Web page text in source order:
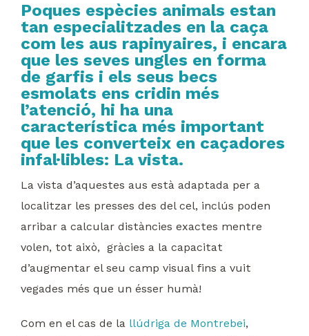
Poques espècies animals estan
tan especialitzades en la caça
com les aus rapinyaires, i encara
que les seves ungles en forma
de garfis i els seus becs
esmolats ens cridin més
l’atenció, hi ha una
característica més important
que les converteix en caçadores
infal·libles: La vista.
La vista d’aquestes aus està adaptada per a
localitzar les presses des del cel, inclús poden
arribar a calcular distàncies exactes mentre
volen, tot això, gràcies a la capacitat
d’augmentar el seu camp visual fins a vuit
vegades més que un ésser humà!
Com en el cas de la llúdriga de Montrebei,